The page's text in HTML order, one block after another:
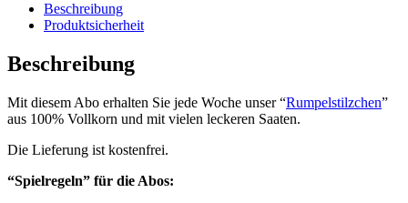
Beschreibung
Produktsicherheit
Beschreibung
Mit diesem Abo erhalten Sie jede Woche unser “Rumpelstilzchen”
aus 100% Vollkorn und mit vielen leckeren Saaten.
Die Lieferung ist kostenfrei.
“Spielregeln” für die Abos: